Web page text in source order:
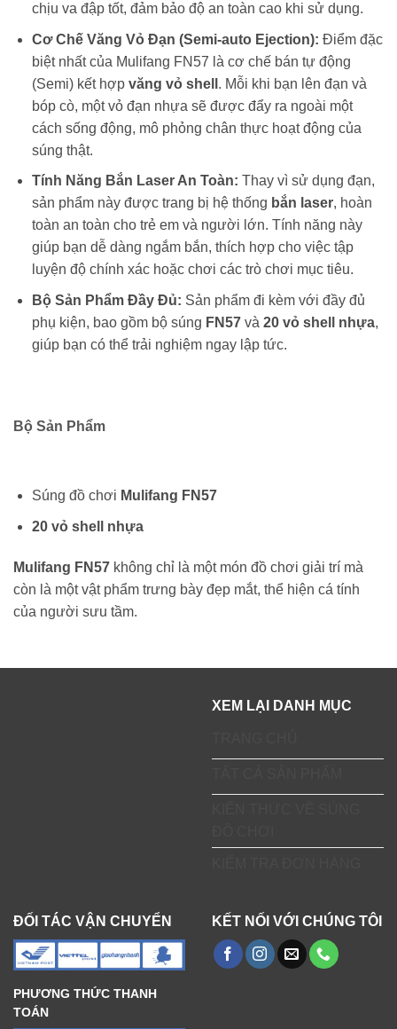
chịu va đập tốt, đảm bảo độ an toàn cao khi sử dụng.
Cơ Chế Văng Vỏ Đạn (Semi-auto Ejection): Điểm đặc
biệt nhất của Mulifang FN57 là cơ chế bán tự động
(Semi) kết hợp văng vỏ shell . Mỗi khi bạn lên đạn và
bóp cò, một vỏ đạn nhựa sẽ được đẩy ra ngoài một
cách sống động, mô phỏng chân thực hoạt động của
súng thật.
Tính Năng Bắn Laser An Toàn: Thay vì sử dụng đạn,
sản phẩm này được trang bị hệ thống bắn laser, hoàn
toàn an toàn cho trẻ em và người lớn. Tính năng này
giúp bạn dễ dàng ngắm bắn, thích hợp cho việc tập
luyện độ chính xác hoặc chơi các trò chơi mục tiêu.
Bộ Sản Phẩm Đầy Đủ: Sản phẩm đi kèm với đầy đủ
phụ kiện, bao gồm bộ súng FN57và 20 vỏ shell nhựa,
giúp bạn có thể trải nghiệm ngay lập tức.
Bộ Sản Phẩm
Súng đồ chơi Mulifang FN57
20 vỏ shell nhựa
Mulifang FN57 không chỉ là một món đồ chơi giải trí mà
còn là một vật phẩm trưng bày đẹp mắt, thể hiện cá tính
của người sưu tầm.
XEM LẠI DANH MỤC
ĐỐI TÁC VẬN CHUYỂN
PHƯƠNG THỨC THANH
TOÁN
KẾT NỐI VỚI CHÚNG TÔI